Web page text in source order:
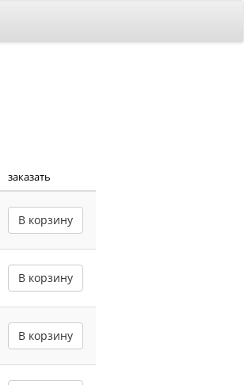
заказать
В корзину
В корзину
В корзину